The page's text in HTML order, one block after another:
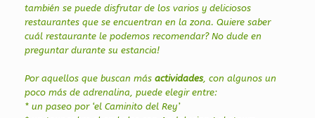
también se puede disfrutar de los varios y deliciosos
restaurantes que se encuentran en la zona. Quiere saber
cuál restaurante le podemos recomendar? No dude en
preguntar durante su estancia!
Por aquellos que buscan más actividades, con algunos un
poco más de adrenalina, puede elegir entre:
* un paseo por ‘el Caminito del Rey’